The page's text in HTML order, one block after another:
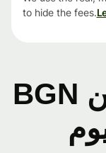
to hide the
أسعار الصرف من BGN